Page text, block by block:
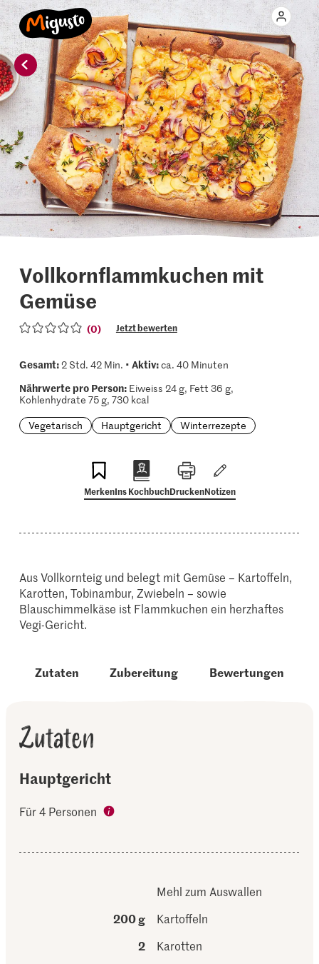
Vollkornflammkuchen mit
Gemüse
(0) Jetzt bewerten
Gesamt:2 Std. 42 Min. • Aktiv:ca. 40 Minuten
Nährwerte pro Person:Eiweiss 24 g, Fett 36 g,
Kohlenhydrate 75 g, 730 kcal
Vegetarisch
Hauptgericht Winterrezepte
MerkenIns KochbuchDruckenNotizen
Aus Vollkornteig und belegt mit Gemüse – Kartoffeln,
Karotten, Tobinambur, Zwiebeln – sowie
Blauschimmelkäse ist Flammkuchen ein herzhaftes
Vegi-Gericht.
Zutaten Zubereitung Bewertungen
Zutaten
Hauptgericht
Für 4 Personen
Mehl zum Auswallen
200 g
Kartoffeln
2
Karotten